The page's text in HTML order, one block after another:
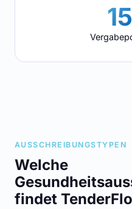
AUSSCHREIBUNGSTYPEN
Welche
findet